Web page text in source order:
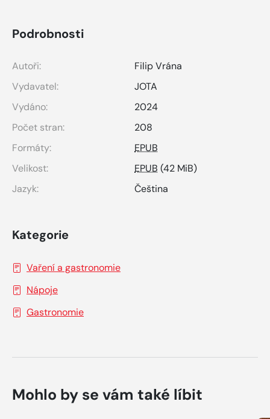
Podrobnosti
Autoři:
Filip Vrána
Vydavatel:
JOTA
Vydáno:
2024
Počet stran:
208
Formáty:
EPUB
Velikost:
EPUB (42 MiB)
Jazyk:
Čeština
Kategorie
Vaření a gastronomie
Nápoje
Gastronomie
Mohlo by se vám také líbit